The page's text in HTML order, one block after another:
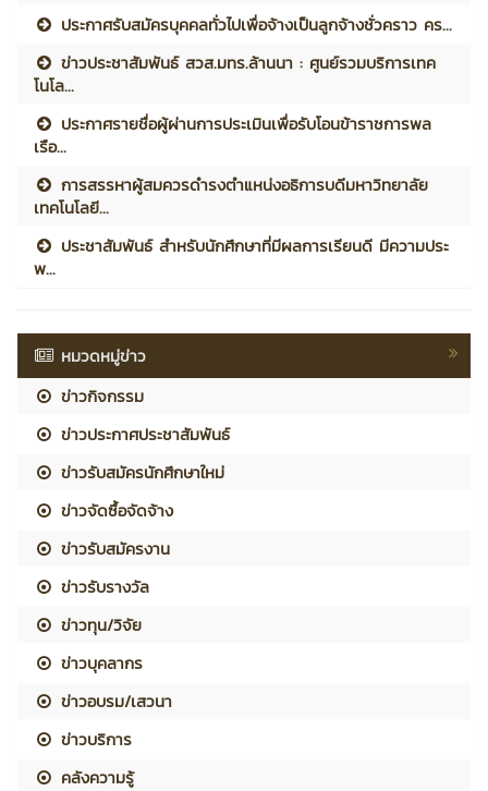
ประกาศรับสมัครบุคคลทั่วไปเพื่อจ้างเป็นลูกจ้างชั่วคราว คร...
ข่าวประชาสัมพันธ์ สวส.มทร.ล้านนา : ศูนย์รวมบริการเทค
โนโล...
ประกาศรายชื่อผู้ผ่านการประเมินเพื่อรับโอนข้าราชการพล
เรือ...
การสรรหาผู้สมควรดำรงตำแหน่งอธิการบดีมหาวิทยาลัย
เทคโนโลยี...
ประชาสัมพันธ์ สำหรับนักศึกษาที่มีผลการเรียนดี มีความประ
พ...
หมวดหมู่ข่าว
ข่าวกิจกรรม
ข่าวประกาศประชาสัมพันธ์
ข่าวรับสมัครนักศึกษาใหม่
ข่าวจัดซื้อจัดจ้าง
ข่าวรับสมัครงาน
ข่าวรับรางวัล
ข่าวทุน/วิจัย
ข่าวบุคลากร
ข่าวอบรม/เสวนา
ข่าวบริการ
คลังความรู้